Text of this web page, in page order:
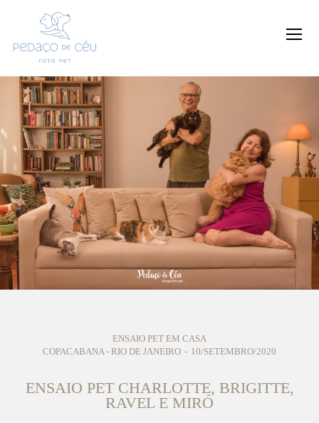
ENSAIO PET EM CASA
COPACABANA - RIO DE JANEIRO
10/SETEMBRO/2020
ENSAIO PET CHARLOTTE, BRIGITTE,
RAVEL E MIRÓ